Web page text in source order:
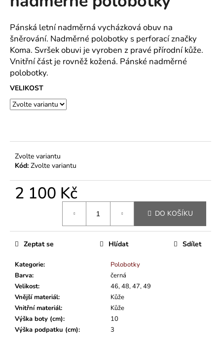
z
hvězdiček.
Pánská letní nadměrná vycházková obuv na
šněrování. Nadměrné polobotky s perforací značky
Koma. Svršek obuvi je vyroben z pravé přírodní kůže.
Vnitřní část je rovněž kožená. Pánské nadměrné
polobotky.
VELIKOST
Zvolte variantu
Kód: Zvolte variantu
2 100 Kč
DO KOŠÍKU
Kategorie:
Polobotky
Barva:
černá
Velikost:
46, 48, 47, 49
Vnější materiál:
Kůže
Vnitřní materiál:
Kůže
Výška boty (cm):
10
Výška podpatku (cm): 3
Zeptat se Hlídat Sdílet
j
e
m
e
MAJKA
TEXTILNÍ
KŮŽE
-
1
Kč